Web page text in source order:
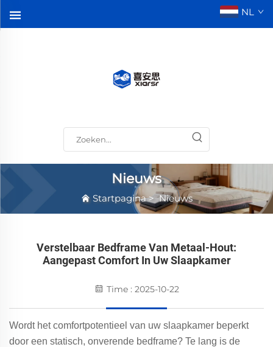
NL
Nieuws
Startpagina>Nieuws
Verstelbaar Bedframe Van Metaal-Hout:
Aangepast Comfort In Uw Slaapkamer
Time : 2025-10-22
Wordt het comfortpotentieel van uw slaapkamer beperkt
door een statisch, onverende bedframe? Te lang is de